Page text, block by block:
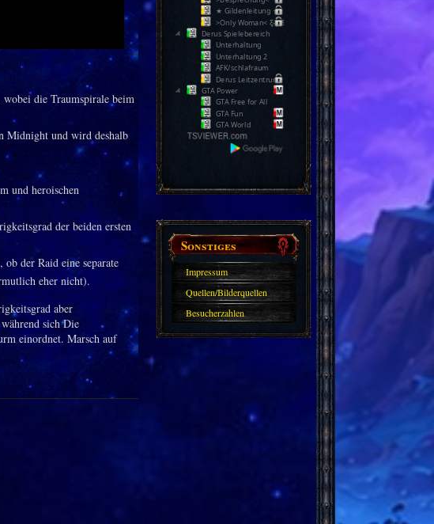
★ Gildenleitung ★
>Only Woman< Ƹ̵̡Ӝ̵̨̄Ʒ
Derus Spielebereich
Unterhaltung
Unterhaltung 2
AFK/schlafraum
Derus Leitzentrum
GTA Power
GTA Free for All
GTA Fun
GTA World
Sonstiges
Impressum
Quellen/Bilderquellen
Besucherzahlen
die Traumspirale beim
Midnight und wird deshalb
und heroischen
der beiden ersten
der Raid eine separate
eher nicht).
aber
sich Die
einordnet. Marsch auf